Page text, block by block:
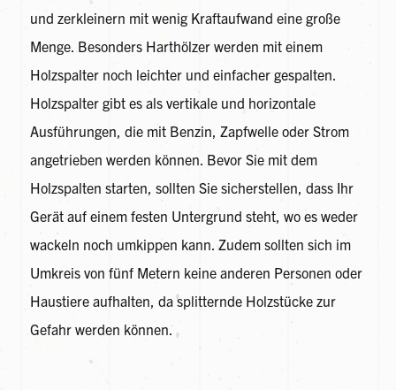
und zerkleinern mit wenig Kraftaufwand eine große
Menge. Besonders Harthölzer werden mit einem
Holzspalter noch leichter und einfacher gespalten.
Holzspalter gibt es als vertikale und horizontale
Ausführungen, die mit Benzin, Zapfwelle oder Strom
angetrieben werden können. Bevor Sie mit dem
Holzspalten starten, sollten Sie sicherstellen, dass Ihr
Gerät auf einem festen Untergrund steht, wo es weder
wackeln noch umkippen kann. Zudem sollten sich im
Umkreis von fünf Metern keine anderen Personen oder
Haustiere aufhalten, da splitternde Holzstücke zur
Gefahr werden können.